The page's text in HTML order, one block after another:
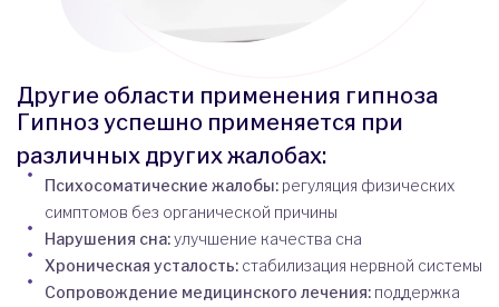
Другие области применения гипноза
Гипноз успешно применяется при
различных других жалобах:
Психосоматические жалобы: регуляция физических
симптомов без органической причины
Нарушения сна:улучшение качества сна
Хроническая усталость: стабилизация нервной системы
Сопровождение медицинского лечения: поддержка